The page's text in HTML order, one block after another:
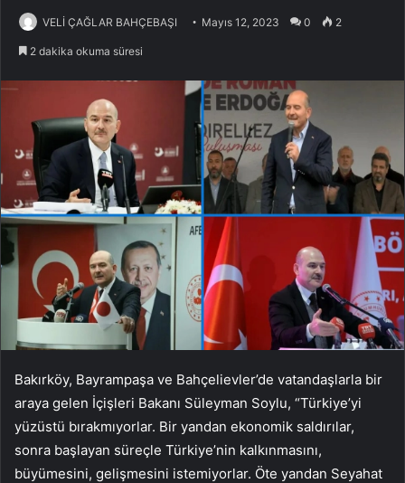
VELİ ÇAĞLAR BAHÇEBAŞI Mayıs 12, 2023 0 2
2 dakika okuma süresi
Bakırköy, Bayrampaşa ve Bahçelievler’de vatandaşlarla bir
araya gelen İçişleri Bakanı Süleyman Soylu, “Türkiye’yi
yüzüstü bırakmıyorlar. Bir yandan ekonomik saldırılar,
sonra başlayan süreçle Türkiye’nin kalkınmasını,
büyümesini, gelişmesini istemiyorlar. Öte yandan Seyahat